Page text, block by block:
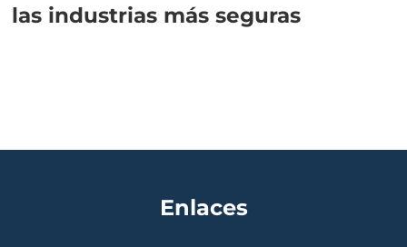
las industrias más seguras
Enlaces